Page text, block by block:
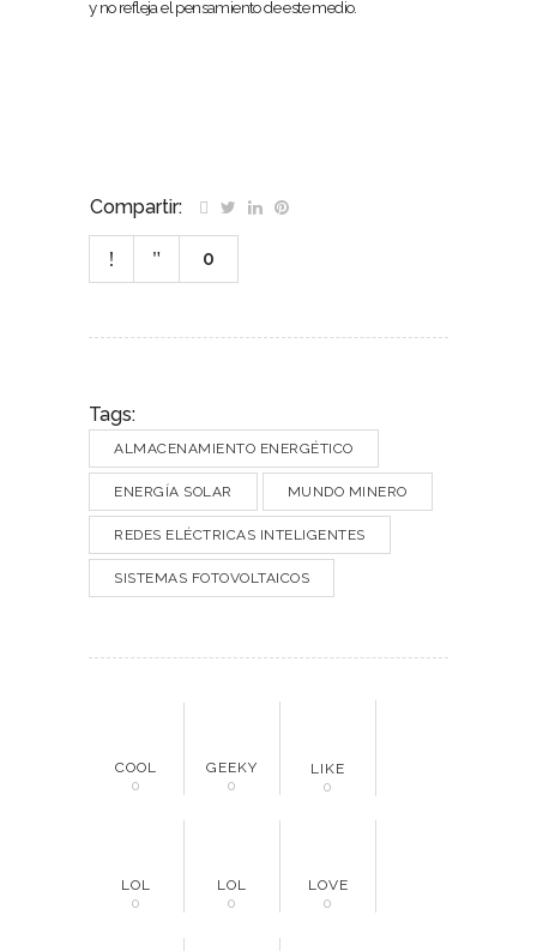
y no refleja el pensamiento de este medio.
Compartir:
0
Tags:
ALMACENAMIENTO ENERGÉTICO
ENERGÍA SOLAR MUNDO MINERO
REDES ELÉCTRICAS INTELIGENTES
SISTEMAS FOTOVOLTAICOS
COOL
0
GEEKY
0
LIKE
0
LOL
0
LOL
0
LOVE
0